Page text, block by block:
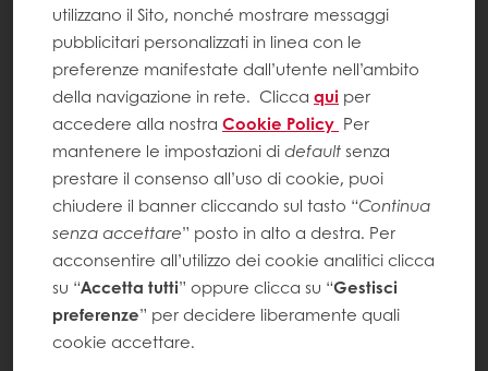
utilizzano il Sito, nonché mostrare messaggi
pubblicitari personalizzati in linea con le
preferenze manifestate dall’utente nell’ambito
della navigazione in rete. Clicca qui per
accedere alla nostra Cookie Policy Per
mantenere le impostazioni didefaultsenza
prestare il consenso all’uso di cookie, puoi
chiudere il banner cliccando sul tasto “Continua
senza accettare” posto in alto a destra. Per
acconsentire all’utilizzo dei cookie analitici clicca
su “Accetta tutti” oppure clicca su “Gestisci
preferenze” per decidere liberamente quali
cookie accettare.